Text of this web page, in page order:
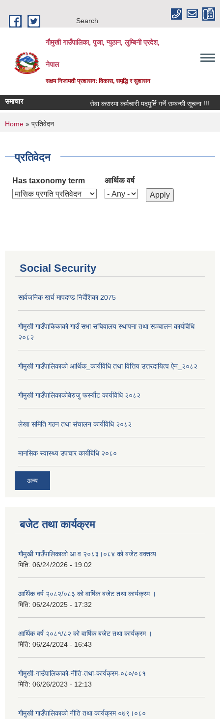
Search
गौमुखी गाउँपालिका, पुजा, प्युठान, लुम्बिनी प्रदेश,
नेपाल
सक्षम निजामती प्रशासन: विकास, समृद्धि र सुशासन
समाचार सेवा करारमा कर्मचारी पदपूर्ति गर्ने सम्बन्धी सूचना !!!
You are here
Home » प्रतिवेदन
प्रतिवेदन
Has taxonomy term आर्थिक वर्ष
Social Security
सार्वजनिक खर्च मापदण्ड निर्देशिका 2075
गौमुखी गाउँपाकिकाको गाउँ सभा सचिवालय स्थापना तथा सञ्चालन कार्यविधि
२०८२
गौमुखी गाउँपालिकाको आर्थिक_कार्यविधि तथा वित्तिय उत्तरदायित्व ऐन_२०८२
गौमुखी गाउँपालिकाकोबेरुजु फर्स्यौट कार्यविधि २०८२
लेखा समिति गठन तथा संचालन कार्यविधि २०८२
मानसिक स्वास्थ्य उपचार कार्यबिधि २०८०
अन्य
बजेट तथा कार्यक्रम
गौमुखी गाउँपालिकाको आ व २०८३।०८४ को बजेट वक्तव्य
मिति: 06/24/2026 - 19:02
आर्थिक वर्ष २०८२/०८३ को वार्षिक बजेट तथा कार्यक्रम ।
मिति: 06/24/2025 - 17:32
आर्थिक वर्ष २०८१/८२ को वार्षिक बजेट तथा कार्यक्रम ।
मिति: 06/24/2024 - 16:43
गौमुखी-गाउँपालिकाको-नीति-तथा-कार्यक्रम-०८०/०८१
मिति: 06/26/2023 - 12:13
गौमुखी गाउँपालिकाको नीति तथा कार्यक्रम ०७९।०८०